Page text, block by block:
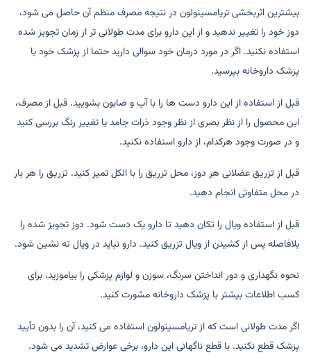
بیشترین اثربخشی تریامسینولون در نتیجه مصرف منظم آن حاصل می شود،
دوز خود را تغییر ندهید و از این دارو برای مدت طولانی تر از زمان تجویز شده
استفاده نکنید. اگر در مورد درمان خود سوالی دارید حتما از پزشک خود یا
پزشک داروخانه بپرسید.
قبل از استفاده از این دارو دست ها را با آب و صابون بشویید. قبل از مصرف،
این محصول را از نظر بصری از نظر وجود ذرات جامد یا تغییر رنگ بررسی کنید
و در صورت وجود هرکدام، از دارو استفاده نکنید.
قبل از تزریق عضلانی هر دوز، محل تزریق را با الکل تمیز کنید. تزریق را هر بار
در محل متفاوتی انجام دهید.
قبل از استفاده ویال را تکان دهید تا دارو یک دست شود. دوز تجویز شده را
بلافاصله پس از کشیدن از ویال تزریق کنید. دارو نباید در ویال ته نشین شود.
نحوه نگهداری و دور انداختن سرنگ، سوزن و لوازم پزشکی را بیاموزید. برای
کسب اطلاعات بیشتر با پزشک داروخانه مشورت کنید.
اگر مدت طولانی است که از تریامسینولون استفاده می کنید، آن را بدون تأیید
پزشک قطع نکنید. با قطع ناگهانی این دارو، برخی عوارض تشدید می شود.